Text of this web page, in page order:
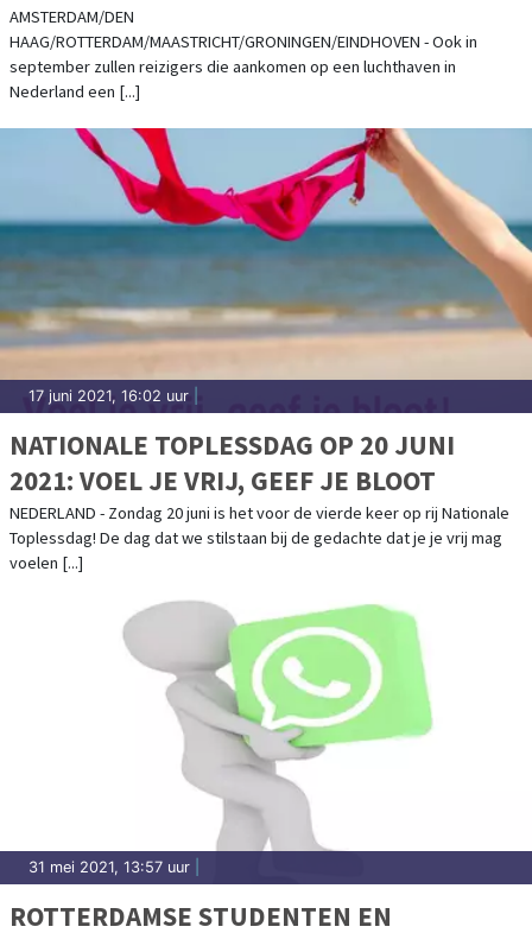
SEPTEMBER
AMSTERDAM/DEN
HAAG/ROTTERDAM/MAASTRICHT/GRONINGEN/EINDHOVEN - Ook in
september zullen reizigers die aankomen op een luchthaven in
Nederland een [...]
17 juni 2021, 16:02 uur
NATIONALE TOPLESSDAG OP 20 JUNI
2021: VOEL JE VRIJ, GEEF JE BLOOT
NEDERLAND - Zondag 20 juni is het voor de vierde keer op rij Nationale
Toplessdag! De dag dat we stilstaan bij de gedachte dat je je vrij mag
voelen [...]
31 mei 2021, 13:57 uur
ROTTERDAMSE STUDENTEN EN